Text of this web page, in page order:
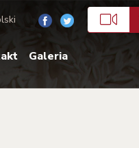
Galeria